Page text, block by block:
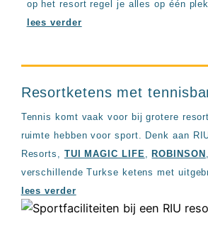
op het resort regel je alles op één plek.
lees verder
Resortketens met
Tennis komt vaak voor bij grotere
ruimte hebben voor sport. Denk aan
Resorts, TUI MAGIC LIFE ,ROBINSON
verschillende Turkse ketens met
lees verder